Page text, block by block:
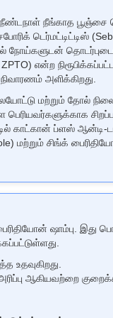
நீங்காத பூஞ்சை
டெர்மட்டிட்டிஸ்
நோய்களுடன்
என்ற
அளிக்கிறது.
மற்றும் தோல்
காட்கான் ப்ளஸ் ஆன்டி-
மற்றும் சிங்க்
ஷாம்பு. இது
ஆகியவற்றை